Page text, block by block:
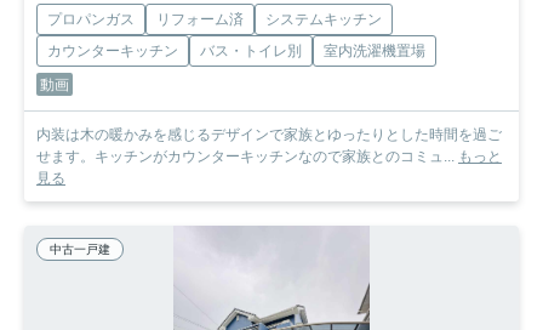
プロパンガス リフォーム済
システムキッチン
カウンターキッチン
バス・トイレ別
室内洗濯機置場
動画
内装は木の暖かみを感じるデザインで家族とゆったりとした時間を過ご
せます。キッチンがカウンターキッチンなので家族とのコミュ... もっと
見る
中古一戸建